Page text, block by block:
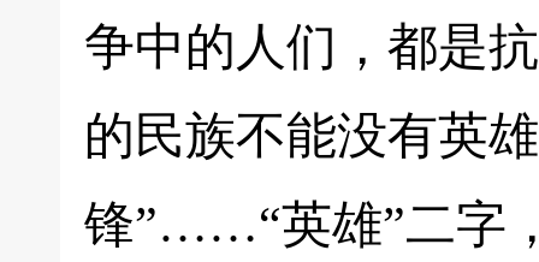
争中的人们，都是
的民族不能没有英
锋”……“英雄”二字